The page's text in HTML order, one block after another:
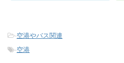
-空港やバス関連
-空港